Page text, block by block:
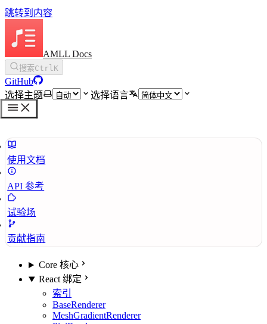
跳转到内容
AMLL Docs
搜索CtrlK
GitHub
选择主题
选择语言
使用文档
API 参考
试验场
贡献指南
Core 核心
React 绑定
索引
BaseRenderer
MeshGradientRenderer